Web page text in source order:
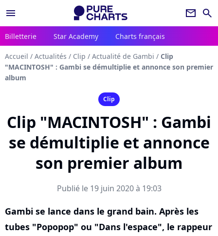
menu newsletter search
Billetterie Star Academy Charts français
Accueil / Actualités / Clip / Actualité de Gambi / Clip
"MACINTOSH" : Gambi se démultiplie et annonce son premier
album
Clip
Clip "MACINTOSH" : Gambi
se démultiplie et annonce
son premier album
Publié le 19 juin 2020 à 19:03
Gambi se lance dans le grand bain. Après les
tubes "Popopop" ou "Dans l'espace", le rappeur